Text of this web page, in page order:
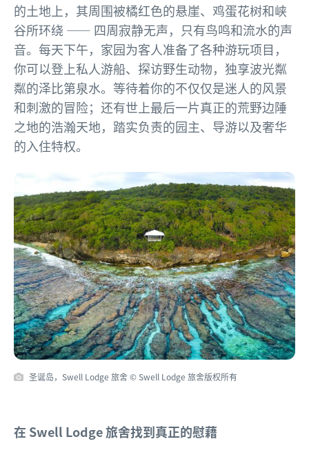
的土地上，其周围被橘红色的悬崖、鸡蛋花树和峡
谷所环绕 —— 四周寂静无声，只有鸟鸣和流水的声
音。每天下午，家园为客人准备了各种游玩项目，
你可以登上私人游船、探访野生动物，独享波光粼
粼的泽比第泉水。等待着你的不仅仅是迷人的风景
和刺激的冒险；还有世上最后一片真正的荒野边陲
之地的浩瀚天地，踏实负责的园主、导游以及奢华
的入住特权。
圣诞岛，Swell Lodge 旅舍 © Swell Lodge 旅舍版权所有
在 Swell Lodge 旅舍找到真正的慰藉